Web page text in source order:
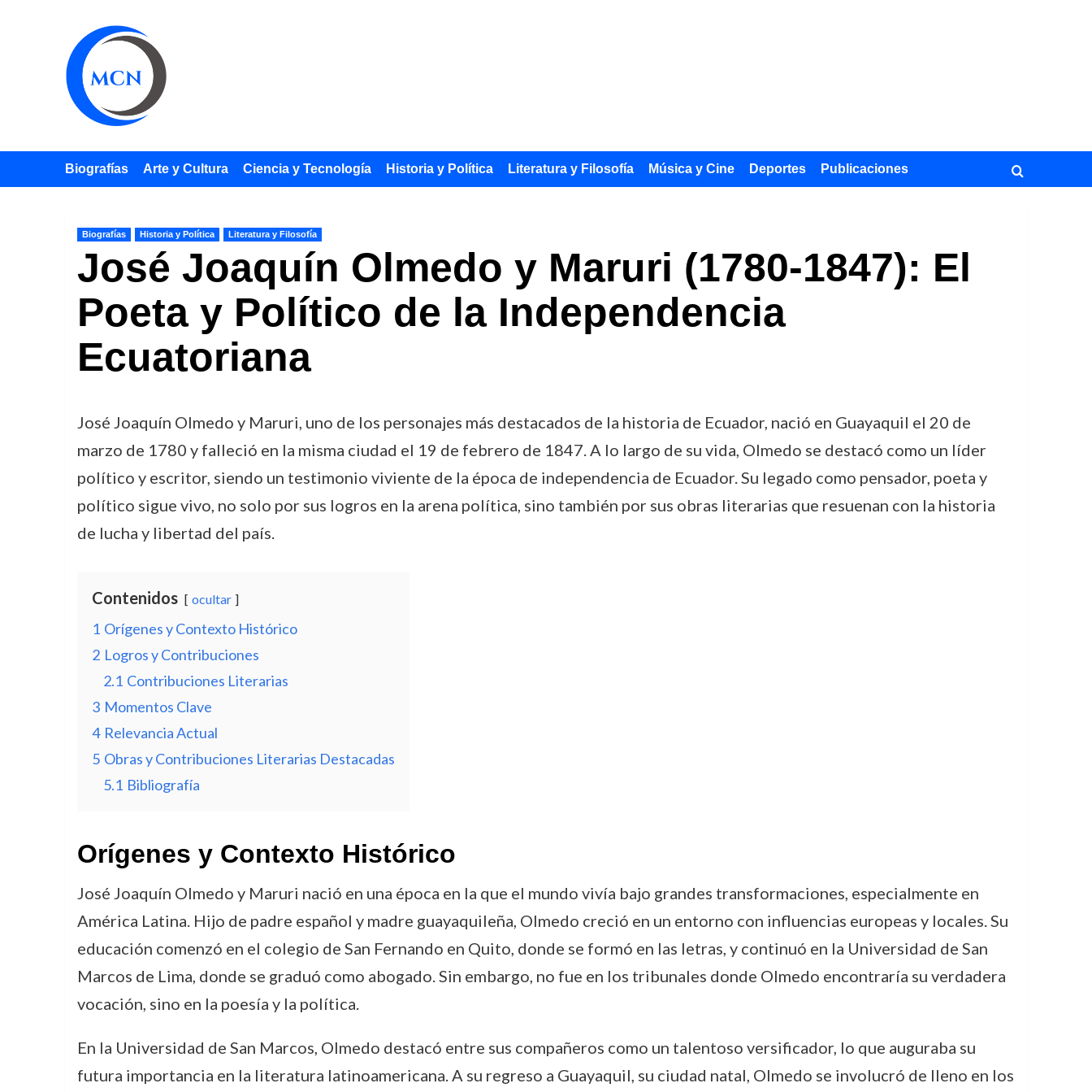
Biografías Arte y Cultura Ciencia y Tecnología Historia y Política Literatura y Filosofía Música y Cine Deportes Publicaciones
Biografías Historia y Política Literatura y Filosofía
José Joaquín Olmedo y Maruri (1780-1847): El
Poeta y Político de la Independencia
Ecuatoriana
José Joaquín Olmedo y Maruri, uno de los personajes más destacados de la historia de Ecuador, nació en Guayaquil el 20 de
marzo de 1780 y falleció en la misma ciudad el 19 de febrero de 1847. A lo largo de su vida, Olmedo se destacó como un líder
político y escritor, siendo un testimonio viviente de la época de independencia de Ecuador. Su legado como pensador, poeta y
político sigue vivo, no solo por sus logros en la arena política, sino también por sus obras literarias que resuenan con la historia
de lucha y libertad del país.
Contenidos ocultar
1 Orígenes y Contexto Histórico
2 Logros y Contribuciones
2.1 Contribuciones Literarias
3 Momentos Clave
4 Relevancia Actual
5 Obras y Contribuciones Literarias Destacadas
5.1 Bibliografía
Orígenes y Contexto Histórico
José Joaquín Olmedo y Maruri nació en una época en la que el mundo vivía bajo grandes transformaciones, especialmente en
América Latina. Hijo de padre español y madre guayaquileña, Olmedo creció en un entorno con influencias europeas y locales. Su
educación comenzó en el colegio de San Fernando en Quito, donde se formó en las letras, y continuó en la Universidad de San
Marcos de Lima, donde se graduó como abogado. Sin embargo, no fue en los tribunales donde Olmedo encontraría su verdadera
vocación, sino en la poesía y la política.
En la Universidad de San Marcos, Olmedo destacó entre sus compañeros como un talentoso versificador, lo que auguraba su
futura importancia en la literatura latinoamericana. A su regreso a Guayaquil, su ciudad natal, Olmedo se involucró de lleno en los